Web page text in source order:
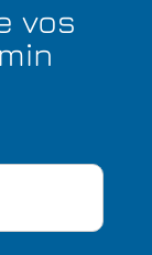
vos